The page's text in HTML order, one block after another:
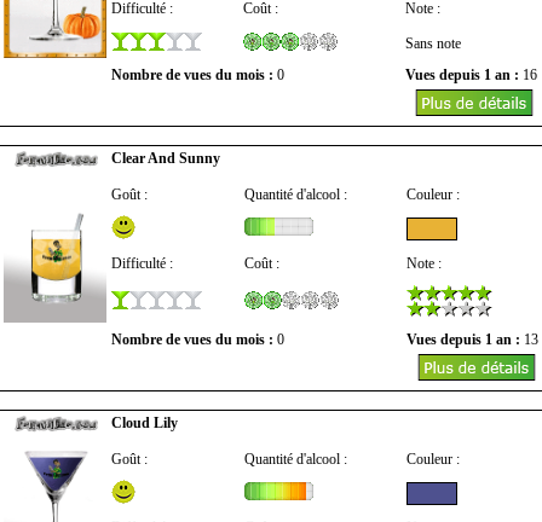
Difficulté : Coût : Note :
Sans note
Nombre de vues du mois : 0 Vues depuis 1 an : 16
Clear And Sunny
Goût : Quantité d'alcool : Couleur :
Difficulté : Coût : Note :
Nombre de vues du mois : 0 Vues depuis 1 an : 13
Cloud Lily
Goût : Quantité d'alcool : Couleur :